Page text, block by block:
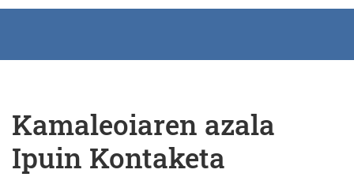
Kamaleoiaren azala
Ipuin Kontaketa